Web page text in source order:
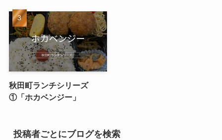
秋田町ランチシリーズ
①「ホカベンジー」
投稿者ごとにブログを検索